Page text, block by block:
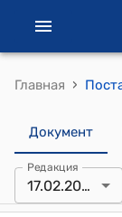
Главная ›
Документ
Редакция
17.02.2023